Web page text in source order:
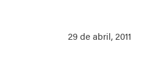
29 de abril, 2011